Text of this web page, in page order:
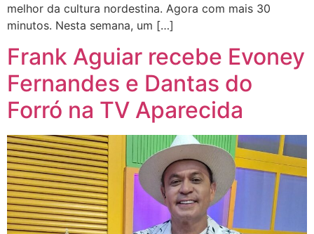
melhor da cultura nordestina. Agora com mais 30
minutos. Nesta semana, um […]
Frank Aguiar recebe Evoney
Fernandes e Dantas do
Forró na TV Aparecida